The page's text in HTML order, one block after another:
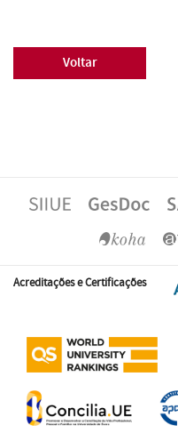
Voltar
Acreditações e Certificações